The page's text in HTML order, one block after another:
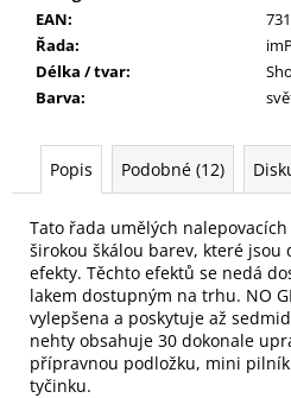
EAN:
Řada:
Délka / tvar:
Barva:
Popis Podobné (12)
Tato řada umělých
širokou škálou barev, které jsou
efekty. Těchto efektů se nedá
lakem dostupným na trhu. NO
vylepšena a poskytuje až
nehty obsahuje 30 dokonale
přípravnou podložku, mini
tyčinku.
WISPY
V0035
89
Kč